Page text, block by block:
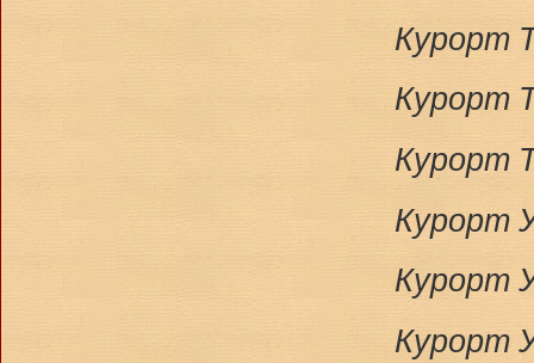
Курорт
Курорт
Курорт
Курорт
Курорт
Курорт